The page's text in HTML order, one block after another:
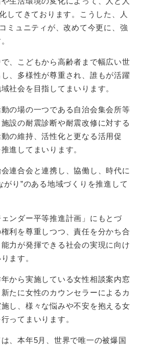
してきております。こうした、人
ミュニティが、改めて今更に、強
、こどもから高齢者まで幅広い世
、多様性が尊重され、誰もが活躍
社会を目指してまいります。
の場の一つである自治会集会所等
設の耐震診断や耐震改修に対する
の維持、活性化と更なる活用促
進してまいります。
連合会と連携し、協働し、時代に
がり”のある地域づくりを推進して
ンダー平等推進計画」にもとづ
利を尊重しつつ、責任を分かち合
力が発揮できる社会の実現に向け
ます。
から実施している女性相談案内窓
たに女性のカウンセラーによるカ
し、様々な悩みや不安を抱える女
ってまいります。
、本年5月、世界で唯一の被爆国